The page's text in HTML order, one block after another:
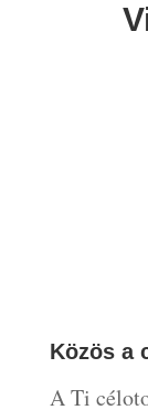
Közös a
A Ti